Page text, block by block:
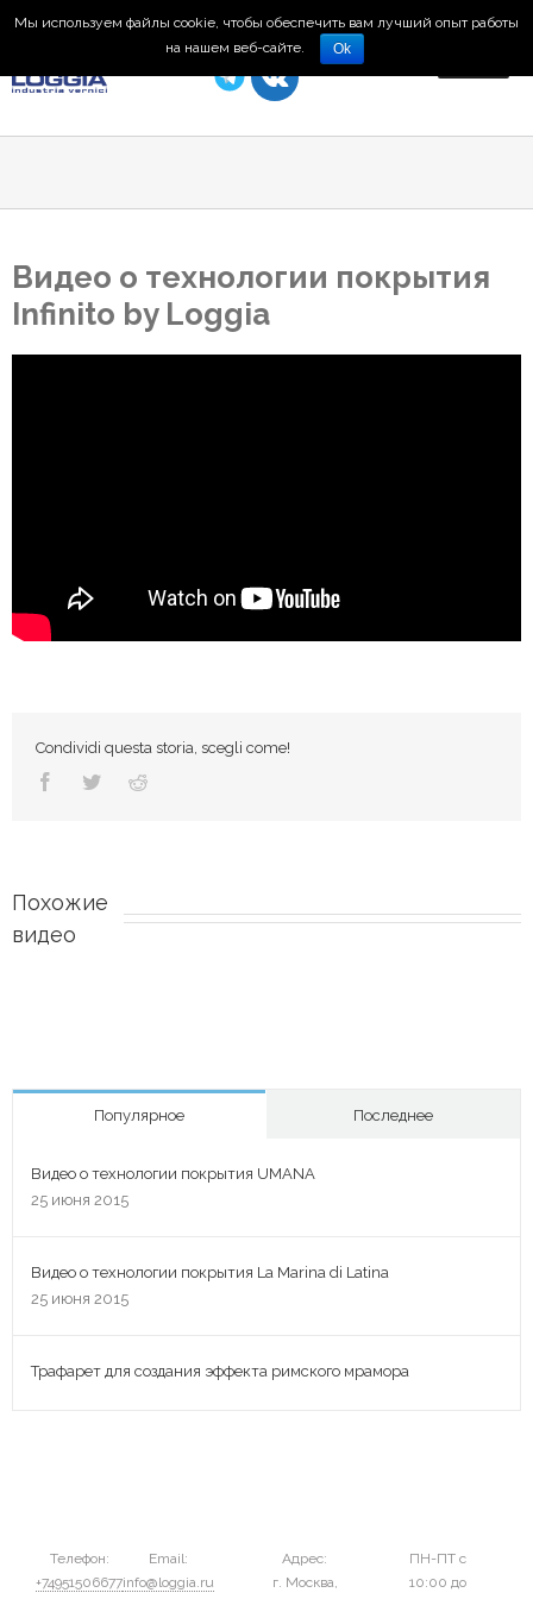
8 (495) 150-66-77
Видео о технологии покрытия
Infinito by Loggia
Condividi questa storia, scegli come!
Похожие
видео
Популярное Последнее
Видео о технологии покрытия UMANA
25 июня 2015
Видео о технологии покрытия La Marina di Latina
25 июня 2015
Трафарет для создания эффекта римского мрамора
Телефон:
+74951506677
Email:
info@loggia.ru
Адрес:
г. Москва,
ПН-ПТ с
10:00 до
Мы используем файлы cookie, чтобы обеспечить вам лучший опыт работы
на нашем веб-сайте.
Ok